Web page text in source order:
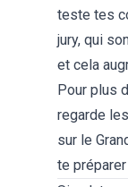
teste tes
jury, qui
et cela
Pour plus
regarde
sur le
te